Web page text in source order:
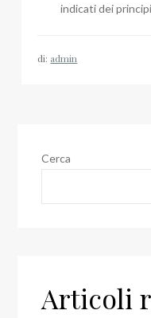
indicati dei
di: admin
Cerca
Articoli